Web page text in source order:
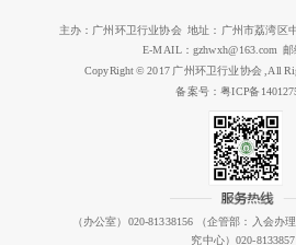
主办：广州环卫行业协会 地址：广州市荔湾区
E-MAIL：gzhwxh@163.com 邮
CopyRight © 2017 广州环卫行业协会 ,All
备案号：粤ICP备
（办公室）020-81338156 （企管部：入会办
究中心）020-